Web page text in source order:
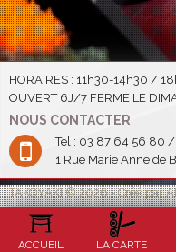
HORAIRES : 11h30-14h30 /
OUVERT 6J/7 FERME LE
NOUS CONTACTER
Tel : 03 87 64 56 80
1 Rue Marie Anne de
TAKOYAKI © 2026 - Créé par
ACCUEIL LA CARTE